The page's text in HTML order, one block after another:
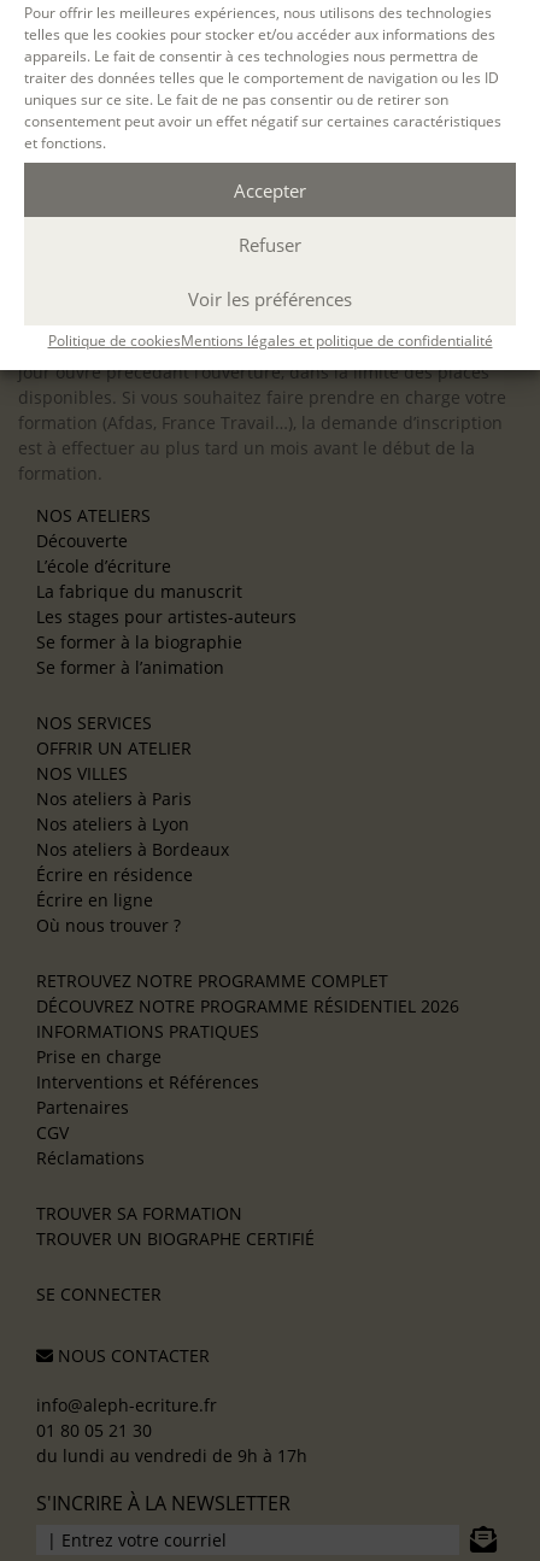
Pour offrir les meilleures expériences, nous utilisons des technologies
telles que les cookies pour stocker et/ou accéder aux informations des
appareils. Le fait de consentir à ces technologies nous permettra de
traiter des données telles que le comportement de navigation ou les ID
uniques sur ce site. Le fait de ne pas consentir ou de retirer son
consentement peut avoir un effet négatif sur certaines caractéristiques
et fonctions.
Accepter
Refuser
Voir les préférences
Politique de cookiesMentions légales et politique de confidentialité
matérielle requise pourMicrosoft Teams | Microsoft
Learn
Accessibilité : ALEPH-ÉCRITURE est sensible à l’inclusion des
personnes en situation de handicap. Si vous avez besoin
d’un aménagement spécifique de programme, n’hésitez pas
à nous contacter en amont de votre inscription afin
supports, accessibilité de nos salles).
inscriptions à nos activités sont ouvertes jusqu’au dernier
jour ouvré précédant l’ouverture, dans la limite des places
disponibles. Si vous souhaitez faire prendre en charge votre
formation (Afdas, France Travail…), la demande d’inscription
est à effectuer au plus tard un mois avant le début de la
formation.
NOS ATELIERS
Découverte
L’école d’écriture
La fabrique du manuscrit
Les stages pour artistes-auteurs
Se former à la biographie
Se former à l’animation
NOS SERVICES
OFFRIR UN ATELIER
NOS VILLES
Nos ateliers à Paris
Nos ateliers à Lyon
Nos ateliers à Bordeaux
Écrire en résidence
Écrire en ligne
Où nous trouver ?
RETROUVEZ NOTRE PROGRAMME COMPLET
DÉCOUVREZ NOTRE PROGRAMME RÉSIDENTIEL 2026
INFORMATIONS PRATIQUES
Prise en charge
Interventions et Références
Partenaires
CGV
Réclamations
TROUVER SA FORMATION
TROUVER UN BIOGRAPHE CERTIFIÉ
SE CONNECTER
NOUS CONTACTER
info@aleph-ecriture.fr
01 80 05 21 30
du lundi au vendredi de 9h à 17h
S'INCRIRE À LA NEWSLETTER